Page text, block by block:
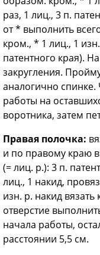
раз, 1 лиц., 3 п.
от * выполнить
кром., * 1 лиц., 1
патентного края).
закругления.
аналогично спинке.
работы на
воротника, затем
Правая полочка:
и по правому краю
(= лиц. р.): 3 п.
лиц., 1 накид,
изн. р. накид
отверстие
начала работы,
расстоянии 5,5 см.